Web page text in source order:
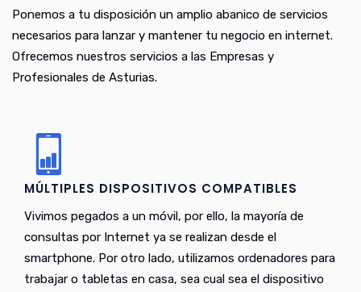
Ponemos a tu disposición un amplio abanico de servicios
necesarios para lanzar y mantener tu negocio en internet.
Ofrecemos nuestros servicios a las Empresas y
Profesionales de Asturias.
MÚLTIPLES DISPOSITIVOS COMPATIBLES
Vivimos pegados a un móvil, por ello, la mayoría de
consultas por Internet ya se realizan desde el
smartphone. Por otro lado, utilizamos ordenadores para
trabajar o tabletas en casa, sea cual sea el dispositivo